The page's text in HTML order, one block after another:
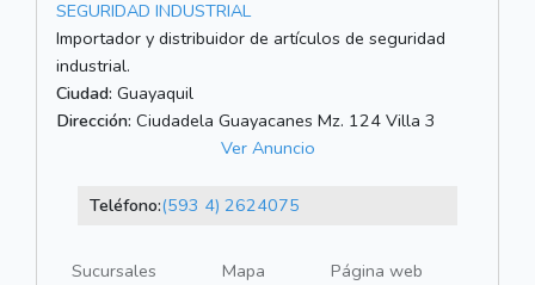
SEGURIDAD INDUSTRIAL
Importador y distribuidor de artículos de seguridad
industrial.
Ciudad: Guayaquil
Dirección: Ciudadela Guayacanes Mz. 124 Villa 3
Ver Anuncio
Teléfono:(593 4) 2624075
Sucursales Mapa
Página web